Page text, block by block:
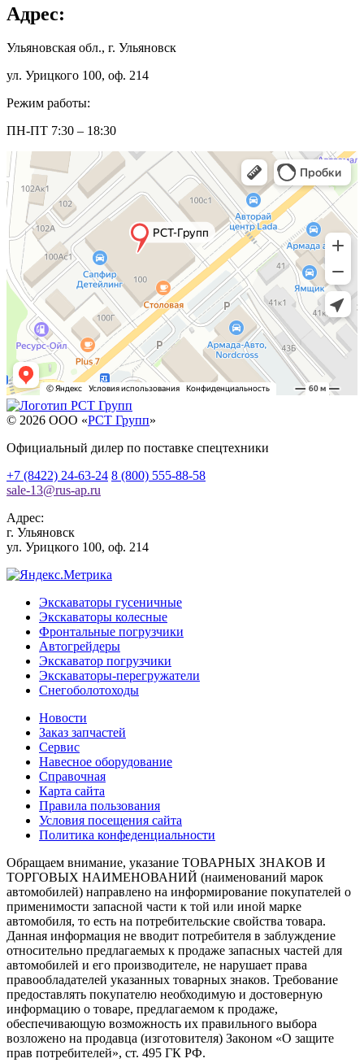
Адрес:
Ульяновская обл., г. Ульяновск
ул. Урицкого 100, оф. 214
Режим работы:
ПН-ПТ 7:30 – 18:30
© 2026 OOO «РСТ Групп»
Официальный дилер по поставке спецтехники
+7 (8422) 24-63-24 8 (800) 555-88-58
sale-13@rus-ap.ru
Адрес:
г. Ульяновск
ул. Урицкого 100, оф. 214
Экскаваторы гусеничные
Экскаваторы колесные
Фронтальные погрузчики
Автогрейдеры
Экскаватор погрузчики
Экскаваторы-перегружатели
Снегоболотоходы
Новости
Заказ запчастей
Сервис
Навесное оборудование
Справочная
Карта сайта
Правила пользования
Условия посещения сайта
Политика конфеденциальности
Обращаем внимание, указание ТОВАРНЫХ ЗНАКОВ И
ТОРГОВЫХ НАИМЕНОВАНИЙ (наименований марок
автомобилей) направлено на информирование покупателей о
применимости запасной части к той или иной марке
автомобиля, то есть на потребительские свойства товара.
Данная информация не вводит потребителя в заблуждение
относительно предлагаемых к продаже запасных частей для
автомобилей и его производителе, не нарушает права
правообладателей указанных товарных знаков. Требование
предоставлять покупателю необходимую и достоверную
информацию о товаре, предлагаемом к продаже,
обеспечивающую возможность их правильного выбора
возложено на продавца (изготовителя) Законом «О защите
прав потребителей», ст. 495 ГК РФ.